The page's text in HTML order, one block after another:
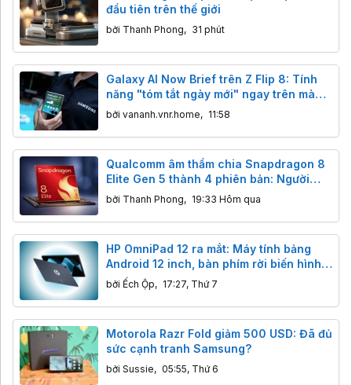
đầu tiên trên thế giới
bởi Thanh Phong, 31 phút
Galaxy AI Now Brief trên Z Flip 8: Tính
năng "tóm tắt ngày mới" ngay trên màn
phụ hoạt động thế nào?
bởi vananh.vnr.home, 11:58
Qualcomm âm thầm chia Snapdragon 8
Elite Gen 5 thành 4 phiên bản: Người
dùng cần lưu ý gì?
bởi Thanh Phong, 19:33 Hôm qua
HP OmniPad 12 ra mắt: Máy tính bảng
Android 12 inch, bàn phím rời biến hình
laptop, giá từ 12 triệu.
bởi Ếch Ộp, 17:27, Thứ 7
Motorola Razr Fold giảm 500 USD: Đã đủ
sức cạnh tranh Samsung?
bởi Sussie, 05:55, Thứ 6